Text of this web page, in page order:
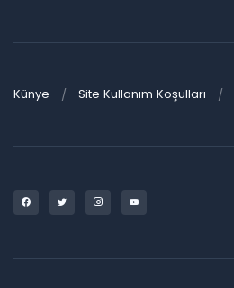
Künye Site Kullanım Koşulları